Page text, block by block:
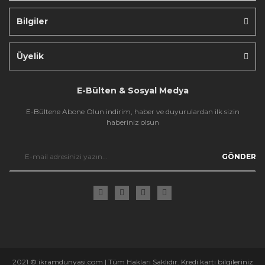
Bilgiler
Üyelik
E-Bülten & Sosyal Medya
E-Bültene Abone Olun indirim, haber ve duyurulardan ilk sizin
haberiniz olsun
GÖNDER
2021 © ikramdunyasi.com | Tüm Hakları Saklıdır. Kredi kartı bilgileriniz